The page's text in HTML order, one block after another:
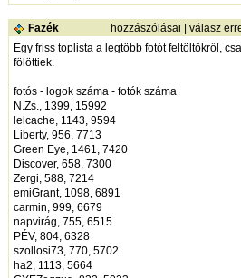
Fazék hozzászólásai |válasz
Egy friss toplista a legtöbb fotót feltöltőkről,
fölöttiek.
fotós - logok száma - fotók száma
N.Zs., 1399, 15992
lelcache, 1143, 9594
Liberty, 956, 7713
Green Eye, 1461, 7420
Discover, 658, 7300
Zergi, 588, 7214
emiGrant, 1098, 6891
carmin, 999, 6679
napvirág, 755, 6515
PÉV, 804, 6328
szollosi73, 770, 5702
ha2, 1113, 5664